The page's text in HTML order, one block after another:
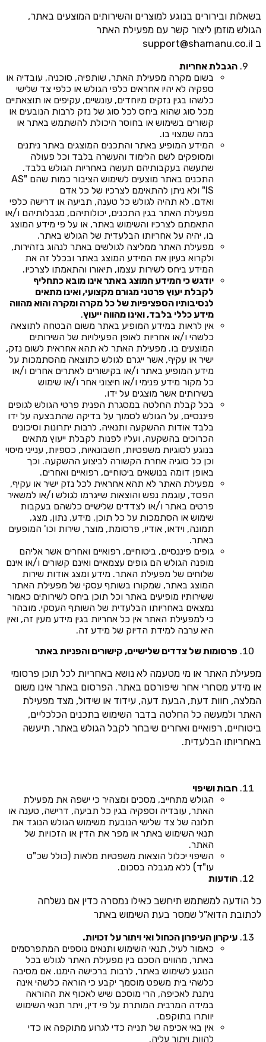
בשאלות ובירורים בנוגע למוצרים והשירותים המוצעים באתר,
הגולש מוזמן ליצור קשר עם מפעילת האתר
ב support@shamanu.co.il
הגבלת אחריות
בשום מקרה מפעילת האתר, שותפיה, סוכניה, עובדיה או
ספקיה לא יהיו אחראים כלפי הגולש או כלפי צד שלישי
כלשהו בגין נזקים מיוחדים, עונשיים, עקיפים או תוצאתיים
מכל סוג שהוא ביחס לכל סוג של נזק לרבות הנובעים או
קשורים בשימוש או בחוסר היכולת להשתמש באתר או
במה שמצוי בו.
המידע המופיע באתר והתכנים המוצגים באתר ניתנים
ומסופקים לשם הלימוד והעשרה בלבד וכל פעולה
שתעשה בעקבותיהם תעשה באחריות הגולש בלבד.
התכנים באתר מוצעים לשימוש הציבור כמות שהם "AS
IS" ולא ניתן להתאימם לצרכיו של כל אדם
ואדם. לא תהיה לגולש כל טענה, תביעה או דרישה כלפי
מפעילת האתר בגין התכנים, יכולותיהם, מגבלותיהם ו/או
התאמתם לצרכיו והשימוש באתר, או על פי מידע המוצג
בו, יהיה על אחריותו הבלעדית של הגולש באתר.
מפעילת האתר ממליצה לגולשים באתר לנהוג בזהירות,
ולקרוא בעיון את המידע המוצג באתר ובכלל זה את
המידע ביחס לשירות עצמו, תיאורו והתאמתו לצרכיו.
יודגש כי המידע המוצג באתר אינו מובא כתחליף
לקבלת יעוץ פרטני מגורם מקצועי, ואינו מתאים
לנסיבותיו הספציפיות של כל מקרה ומקרה והוא מהווה
מידע כללי בלבד, ואינו מהווה ייעוץ.
אין לראות במידע המופיע באתר משום הבטחה לתוצאה
כלשהי ו/או אחריות לאופן הפעילויות של השירותים
המוצעים בו. מפעילת האתר לא תהא אחראית לשום נזק,
ישיר או עקיף, אשר ייגרם לגולש כתוצאה מהסתמכות על
מידע המופיע באתר ו/או בקישורים לאתרים אחרים ו/או
כל מקור מידע פנימי ו/או חיצוני אחר ו/או שימוש
בשירותים אשר מוצגים על ידו.
בכל קבלת החלטה במסגרת הפנית פרטי הגולש לגופים
פיננסיים, על הגולש לסמוך על בדיקה שהתבצעה על ידו
בלבד אודות ההשקעה ותנאיה, לרבות יתרונות וסיכונים
הכרוכים בהשקעה, ועליו לפנות לקבלת ייעוץ מתאים
בנוגע לסוגיות משפטיות, חשבונאיות, כספיות, ענייני מיסוי
וכן כל סוגיה אחרת הקשורה לביצוע ההשקעה. וכך
באופן דומה בנושאים ביטוחיים, רפואיים ואחרים.
מפעילת האתר לא תהא אחראית לכל נזק ישיר או עקיף,
הפסד, עוגמת נפש והוצאות שייגרמו לגולש ו/או למשאיר
פרטים באתר ו/או לצדדים שלישיים כלשהם בעקבות
שימוש או הסתמכות על כל תוכן, מידע, נתון, מצג,
תמונה, וידאו, אודיו, פרסומת, מוצר, שירות וכו' המופעים
באתר.
גופים פיננסיים, ביטוחיים, רפואיים ואחרים אשר אליהם
מופנה הגולש הם גופים עצמאיים ואינם קשורים ו/או אינם
שלוחים של מפעילת האתר. מידע ומצג אודות שירות
המוצג באתר, שמקורו בשותף עסקי של מפעילת האתר
ששירותיו מופיעים באתר וכל תוכן ביחס לשירותים כאמור
נמצאים באחריותו הבלעדית של השותף העסקי. מובהר
כי למפעילת האתר אין כל אחריות בגין מידע מעין זה, ואין
היא ערבה למידת הדיוק של מידע זה.
פרסומות של צדדים שלישיים, קישורים והפניות באתר
מפעילת האתר או מי מטעמה לא נושא באחריות לכל תוכן פרסומי
או מידע מסחרי אחר שיפורסם באתר. הפרסום באתר אינו משום
המלצה, חוות דעת, הבעת דעה, עידוד או שידול, מצד מפעילת
האתר ולמעשה כל החלטה בדבר השימוש בתכנים הכלכליים,
ביטוחיים, רפואיים ואחרים שיבחר לקבל הגולש באתר, תיעשה
באחריותו הבלעדית.
חבות ושיפוי
הגולש מתחייב, מסכים ומצהיר כי ישפה את מפעילת
האתר, עובדיה וספקיה בגין כל תביעה, דרישה, טענה או
תלונה של צד שלישי הנובעת משימוש הגולש הנוגד את
תנאי השימוש באתר או מפר את הדין או הזכויות של
האתר.
השיפוי יכלול הוצאות משפטיות מלאות (כולל שכ"ט
עו"ד) ללא מגבלה בסכום.
הודעות
כל הודעה למשתמש תיחשב כאילו נמסרה כדין אם נשלחה
לכתובת הדוא"ל שמסר בעת השימוש באתר
עיקרון העיפרון הכחול ואי ויתור על זכויות.
כאמור לעיל, תנאי השימוש ותנאים נוספים המתפרסמים
באתר, מהווים הסכם בין מפעילת האתר לגולש בכל
הנוגע לשימוש באתר, לרבות ברכישה הימנו. אם מסיבה
כלשהי בית משפט מוסמך יקבע כי הוראה כלשהי אינה
ניתנת לאכיפה, הרי מוסכם שיש לאכוף את ההוראה
במידה המרבית המותרת על פי דין, ויתר תנאי השימוש
יוותרו בתוקפם.
אין באי אכיפה של תנייה כדי לגרוע מתוקפה או כדי
להוות ויתור עליה.